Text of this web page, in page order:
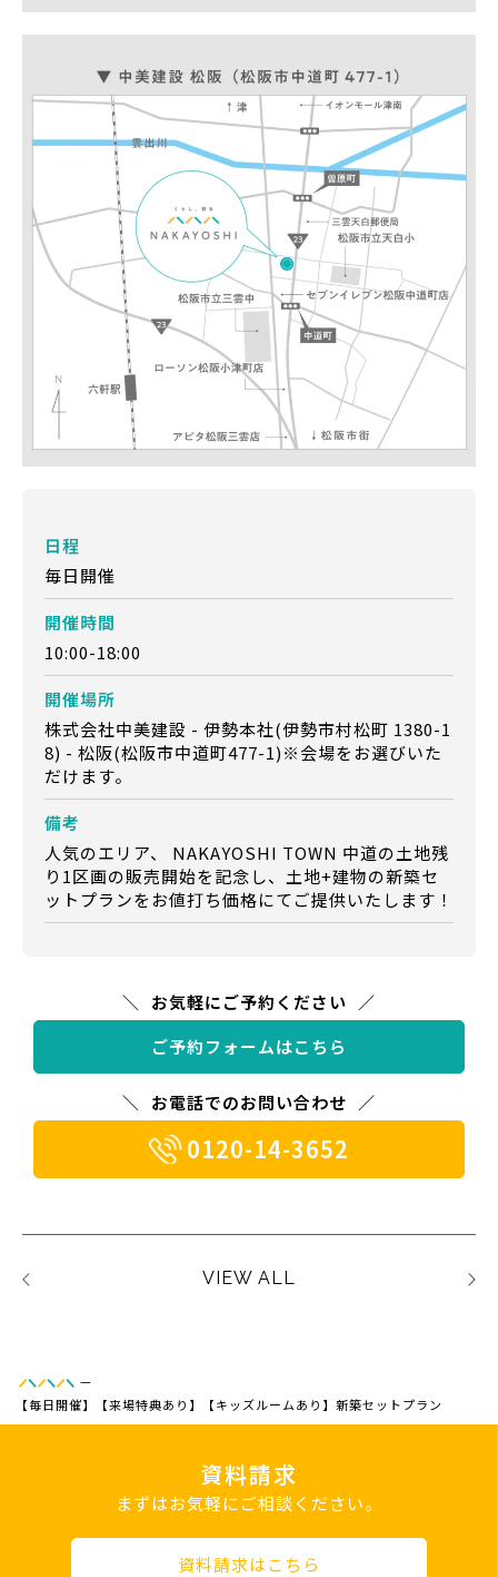
日程
毎日開催
開催時間
10:00-18:00
開催場所
株式会社中美建設 - 伊勢本社(伊勢市村松町 1380-1
8) - 松阪(松阪市中道町477-1)※会場をお選びいた
だけます。
備考
人気のエリア、 NAKAYOSHI TOWN 中道の土地残
り1区画の販売開始を記念し、土地+建物の新築セ
ットプランをお値打ち価格にてご提供いたします！
お気軽にご予約ください
ご予約フォームはこちら
お電話でのお問い合わせ
0120-14-3652
VIEW ALL
—
【毎日開催】【来場特典あり】【キッズルームあり】新築セットプラン
資料請求
まずはお気軽にご相談ください。
資料請求はこちら